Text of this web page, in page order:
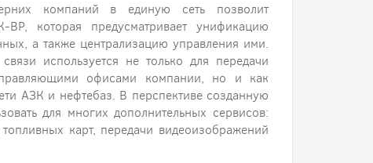
компаний в единую сеть позволит
ВР, которая предусматривает унификацию
а также централизацию управления ими.
используется не только для передачи
офисами компании, но и как
АЗК и нефтебаз. В перспективе созданную
для многих дополнительных сервисов:
карт, передачи видеоизображений